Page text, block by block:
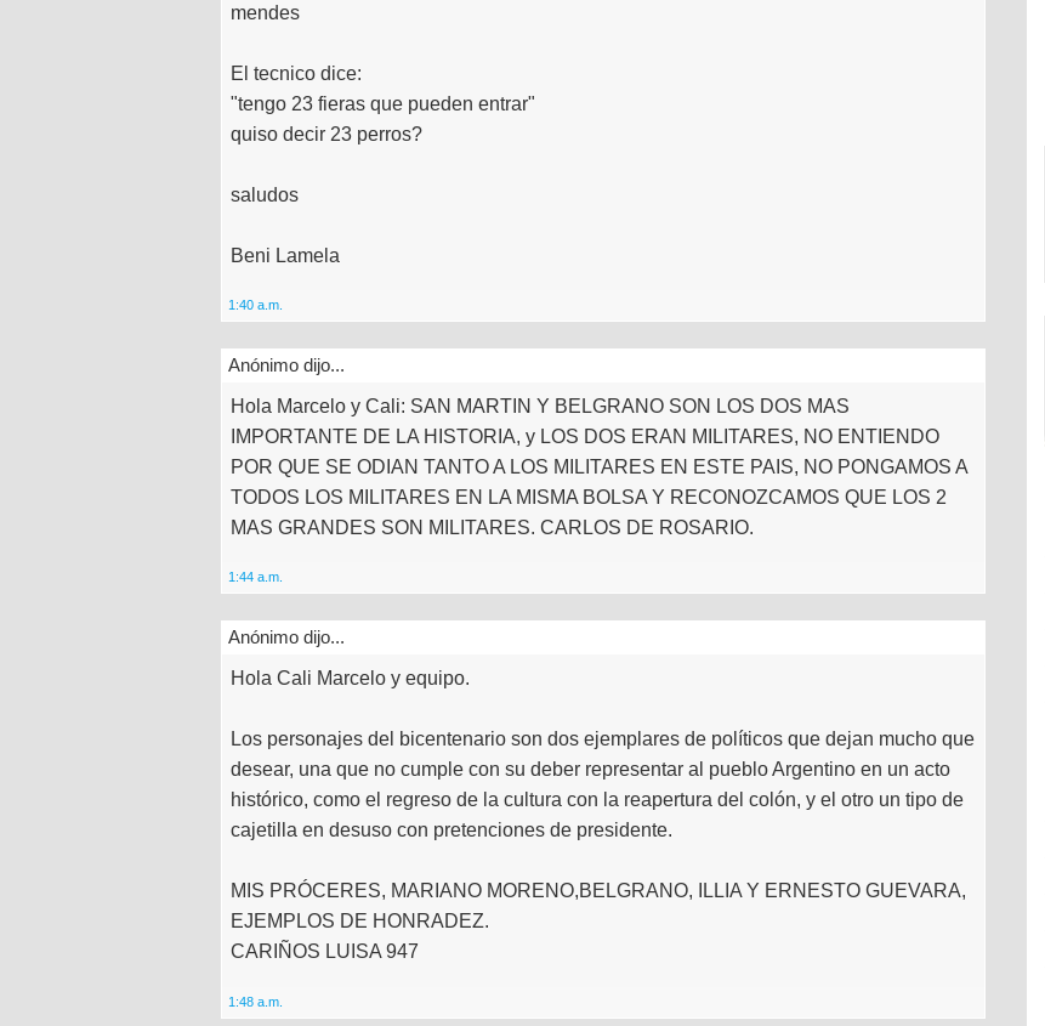
mendes
El tecnico dice:
"tengo 23 fieras que pueden entrar"
quiso decir 23 perros?
saludos
Beni Lamela
1:40 a.m.
Anónimo dijo...
Hola Marcelo y Cali: SAN MARTIN Y BELGRANO SON LOS DOS MAS
IMPORTANTE DE LA HISTORIA, y LOS DOS ERAN MILITARES, NO ENTIENDO
POR QUE SE ODIAN TANTO A LOS MILITARES EN ESTE PAIS, NO PONGAMOS A
TODOS LOS MILITARES EN LA MISMA BOLSA Y RECONOZCAMOS QUE LOS 2
MAS GRANDES SON MILITARES. CARLOS DE ROSARIO.
1:44 a.m.
Anónimo dijo...
Hola Cali Marcelo y equipo.
Los personajes del bicentenario son dos ejemplares de políticos que dejan mucho que
desear, una que no cumple con su deber representar al pueblo Argentino en un acto
histórico, como el regreso de la cultura con la reapertura del colón, y el otro un tipo de
cajetilla en desuso con pretenciones de presidente.
MIS PRÓCERES, MARIANO MORENO,BELGRANO, ILLIA Y ERNESTO GUEVARA,
EJEMPLOS DE HONRADEZ.
CARIÑOS LUISA 947
1:48 a.m.